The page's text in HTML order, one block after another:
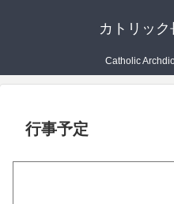
カトリック
Catholic
行事予定